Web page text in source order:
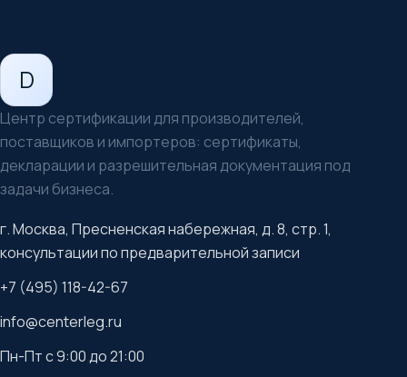
D
Центр сертификации для производителей,
поставщиков и импортеров: сертификаты,
декларации и разрешительная документация под
задачи бизнеса.
г. Москва, Пресненская набережная, д. 8, стр. 1,
консультации по предварительной записи
+7 (495) 118-42-67
info@centerleg.ru
Пн-Пт с 9:00 до 21:00